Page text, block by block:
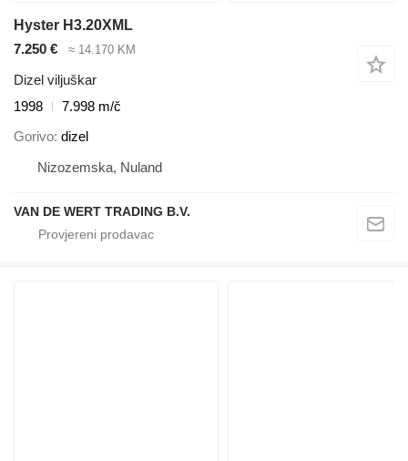
Hyster H3.20XML
7.250 €
≈ 14.170 KM
Dizel viljuškar
1998
7.998 m/č
Gorivo dizel
Nizozemska, Nuland
VAN DE WERT TRADING B.V.